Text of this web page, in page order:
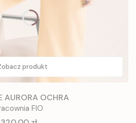
produkt
AURORA OCHRA
FIO